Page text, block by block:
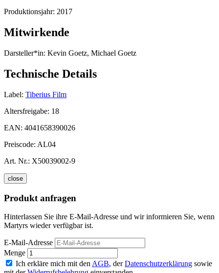
Produktionsjahr: 2017
Mitwirkende
Darsteller*in: Kevin Goetz, Michael Goetz
Technische Details
Label: Tiberius Film
Altersfreigabe: 18
EAN: 4041658390026
Preiscode: AL04
Art. Nr.: X50039002-9
close
Produkt anfragen
Hinterlassen Sie ihre E-Mail-Adresse und wir informieren Sie, wenn
Martyrs wieder verfügbar ist.
E-Mail-Adresse
Menge
Ich erkläre mich mit den AGB, derDatenschutzerklärung sowie